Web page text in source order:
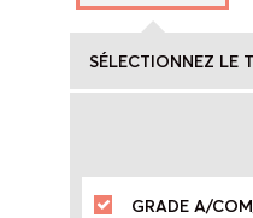
SÉLECTIONNEZ LE
GRADE A/